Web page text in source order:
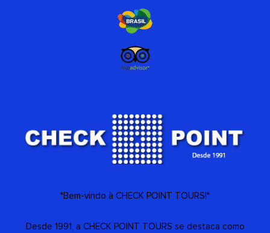
*Bem-vindo à CHECK POINT TOURS!*
Desde 1991, a CHECK POINT TOURS se destaca como